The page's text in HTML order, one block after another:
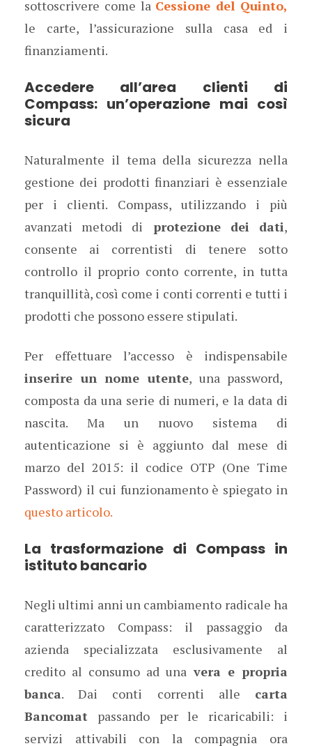
sottoscrivere come la Cessione del Quinto,
le carte, l’assicurazione sulla casa ed i
finanziamenti.
Accedere all’area clienti di
Compass: un’operazione mai così
sicura
Naturalmente il tema della sicurezza nella
gestione dei prodotti finanziari è essenziale
per i clienti. Compass, utilizzando i più
avanzati metodi di protezione dei dati,
consente ai correntisti di tenere sotto
controllo il proprio conto corrente, in tutta
tranquillità, così come i conti correnti e tutti i
prodotti che possono essere stipulati.
Per effettuare l’accesso è indispensabile
inserire un nome utente, una password,
composta da una serie di numeri, e la data di
nascita. Ma un nuovo sistema di
autenticazione si è aggiunto dal mese di
marzo del 2015: il codice OTP (One Time
Password) il cui funzionamento è spiegato in
questo articolo.
La trasformazione di Compass in
istituto bancario
Negli ultimi anni un cambiamento radicale ha
caratterizzato Compass: il passaggio da
azienda specializzata esclusivamente al
credito al consumo ad una vera e propria
banca. Dai conti correnti alle carta
Bancomat passando per le ricaricabili: i
servizi attivabili con la compagnia ora